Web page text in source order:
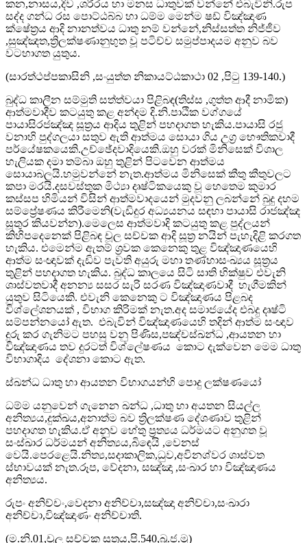
කන,නාසය,දිව ,ශරීරය හා මනස ධාතුවක් වන්නේ එබැවිනි.රුප
සද්ද ගන්ධ රස පොට්ඨබ්බ හා ධම්ම මෙන්ම ෂඩ් විඤ්ඤාණ
ක්ෂේත්‍රය ආදි නානත්වය ධාතු නම් වන්නේ,නිස්සත්ත නිජ්ජීව
,සුඤ්ඤත,ත්‍රිලක්ෂණානුභුත වූ පටිච්ච සමුප්පාදයම අනුව බව
වටහාගත යුතුය.
(සාරත්ථප්පකාසිනි ,සංයුත්ත නිකායට්ඨකාථා 02 ,පිටු 139-140.)
බුද්ධ කාලීන සම්මුති සත්ත්වයා පිළිබඳ(තිස්ස ,ගුත්ත ආදී නාමික)
ආත්මවාදීව කටයුතු කළ අන්දම දි.නි.පාඨික වග්ගයේ
පායාසිරජඤ්ඤ සූත්‍රය ආදිය තුළින් පහදාගත හැකිය.පායාසි රජු
වනාහි පුද්ගලයා සතුව ඇති ආත්මය සොයා ගිය උග්‍ර භෞතිකවාදී
පර්යේෂකයෙකි.උච්ඡේදවාදියෙකි.ඔහු වරක් මිනිසෙක් විශාල
හැලියක දමා තම්බා ඔහු තුළින් පිටවෙන ආත්මය
සොයාබලයි.හමුවන්නේ නැත.ආත්මය මිනිසෙක් කීතු කීතුවලට
කපා මරයි.දසවස්තුක මිථ්‍යා දෘෂ්ටිකයෙකු වූ හෙතෙම කුමාර
කස්සප හිමියන් විසින් ආත්මවාදයෙන් මුදවනු ලබන්නේ බුදු දහම
සම්ප්‍රේෂණය කිරීමෙනි(වැඩිදුර අධ්‍යයනය සඳහා පායාසි රාජඤ්ඤ
සූතුර කියවන්න).මෙලෙස ආත්මවාදි කටයුතු කළ පුද්ලයන්
කිහිපදෙනෙක් පිළිබඳ චූල සච්චක ආදි සූත්‍ර නයින් පැහැදිළි කරගත
හැකිය. එමෙන්ම ඇතම් ශ්‍රවක කෙනෙකු තුළ විඤ්ඤාණයෙහි
ආත්ම සංඥාවක් දැඩිව පැවති අයුරු මහා තණ්හාසංඛ්‍යය සූත්‍රය
තුළින් පහදාගත හැකිය. බුද්ධ කාලයෙ සිටි සාති භික්ෂුව එවැනි
ශාස්වතවාදී අනන්‍ය සසර සැරි සරණ විඤ්ඤාණවාදී හැගීමකින්
යුතුව සිටියෙකි. එවැනි කෙනෙකු ට විඤ්ඤාණය පිළබද
විශ්ලේශනයක් , විභාග කිරිමක් නැත.අද සමාජයේද එබදු දෘෂ්ටි
සම්පන්නයෝ ඇත. එබැවින් විඤ්ඤාණයෙහි තදින් ආත්ම සංඥාව
දුරු කර ගැනිමට පහසු වනු පිණිස,පඤ්චස්ඛන්ධ ,ආයතන හා
විඤ්ඤාණය තව දුරටත් විශ්ලේෂණය කොට දැක්වෙන මෙම ධාතු
විභාගාදිය දේශනා කොට ඇත.
ස්ඛන්ධ ධාතු හා ආයතන විභාගයන්හි පොදු ලක්ෂණයෝ
ධම්ම යනුවෙන් ගැනෙන ඛන්ධ ,ධාතු හා අයතන සියල්ල
අනිත්‍යය,දුක්ඛය,අනාත්ම බව ත්‍රිලක්ෂණ දේශණාව තුළින්
පහදාගත හැකිය.ඒ අනුව හේතු ප්‍රත්‍යය ධර්මයට අනුගත වූ
සංස්ඛාර ධර්මයන් අනිත්‍යය,බිඳෙයි ,වෙනස්
වෙයි.පෙරළෙයි.නිත්‍ය,සදාකාලික,ධුව,අවිනශ්වර ශාස්වත
ස්භාවයක් නැත.රූප, වේදනා, සඤ්ඤා ,සංඛාර හා විඤ්ඤාණය
අනිත්‍යය.
රුපං අනිච්චං,වෙදනා අනිච්චා,සඤ්ඤා අනිච්චා,සංඛාරා
අනිච්චා,විඤ්ඤාණං අනිච්චාති.
(ම.නි.01,චූල සච්චක සූත්‍රය,පි.540,බු.ජ.මු)